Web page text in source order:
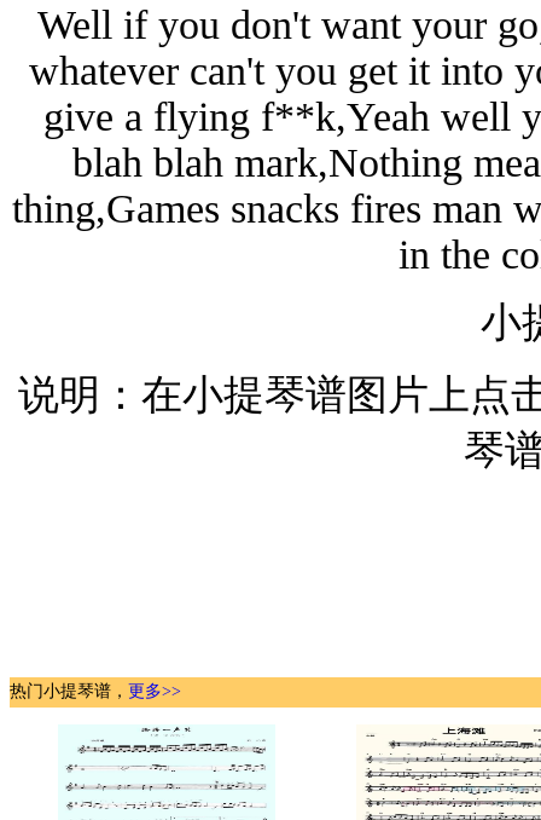
Well if you don't want your
whatever can't you get it into
give a flying f**k,Yeah well
blah blah mark,Nothing
thing,Games snacks fires man
in the
小
说明：在小提琴谱图片上点
琴
热门小提琴谱， 更多>>